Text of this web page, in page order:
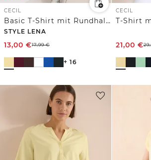
CECIL
Basic T-Shirt mit Rundhals in Unifarbe
STYLE LENA
13,00 €17,99€
+ 16
CECIL
21,00 €